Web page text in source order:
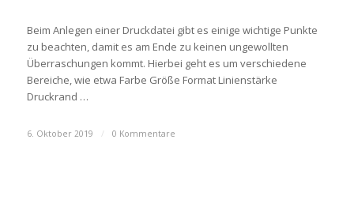
Beim Anlegen einer Druckdatei gibt es einige wichtige Punkte
zu beachten, damit es am Ende zu keinen ungewollten
Überraschungen kommt. Hierbei geht es um verschiedene
Bereiche, wie etwa Farbe Größe Format Linienstärke
Druckrand …
6. Oktober 2019 / 0 Kommentare